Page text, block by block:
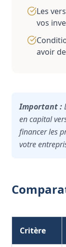
Les
vos
avoir
Important :
en capital
financer les
votre
Critère